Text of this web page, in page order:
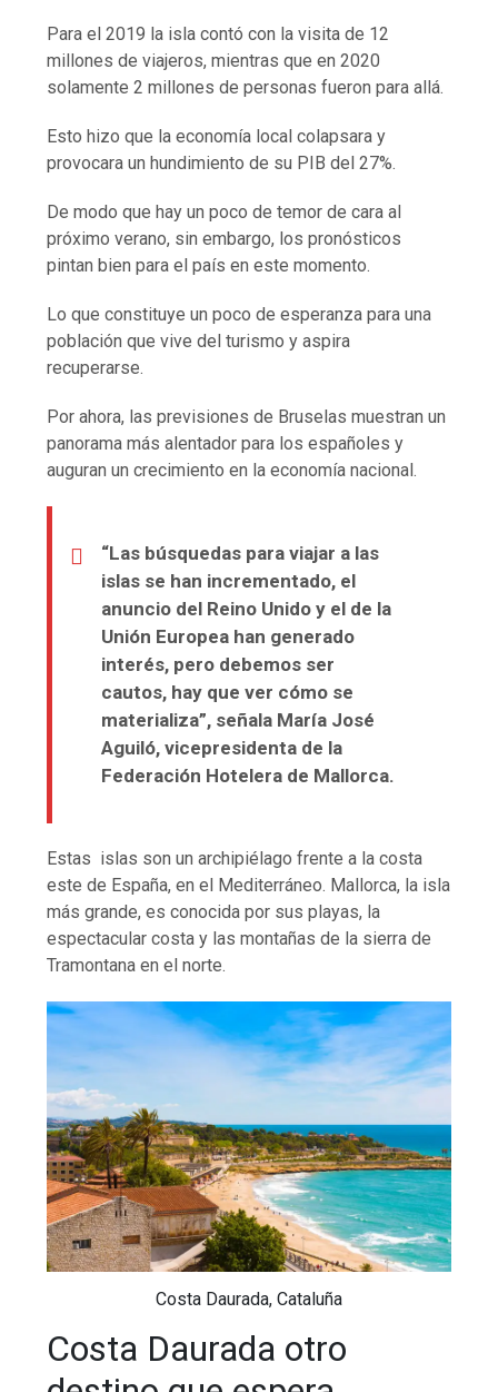
Para el 2019 la isla contó con la visita de 12
millones de viajeros, mientras que en 2020
solamente 2 millones de personas fueron para allá.
Esto hizo que la economía local colapsara y
provocara un hundimiento de su PIB del 27%.
De modo que hay un poco de temor de cara al
próximo verano, sin embargo, los pronósticos
pintan bien para el país en este momento.
Lo que constituye un poco de esperanza para una
población que vive del turismo y aspira
recuperarse.
Por ahora, las previsiones de Bruselas muestran un
panorama más alentador para los españoles y
auguran un crecimiento en la economía nacional.
“Las búsquedas para viajar a las
islas se han incrementado, el
anuncio del Reino Unido y el de la
Unión Europea han generado
interés, pero debemos ser
cautos, hay que ver cómo se
materializa”, señala María José
Aguiló, vicepresidenta de la
Federación Hotelera de Mallorca.
Estas islas son un archipiélago frente a la costa
este de España, en el Mediterráneo. Mallorca, la isla
más grande, es conocida por sus playas, la
espectacular costa y las montañas de la sierra de
Tramontana en el norte.
Costa Daurada, Cataluña
Costa Daurada otro